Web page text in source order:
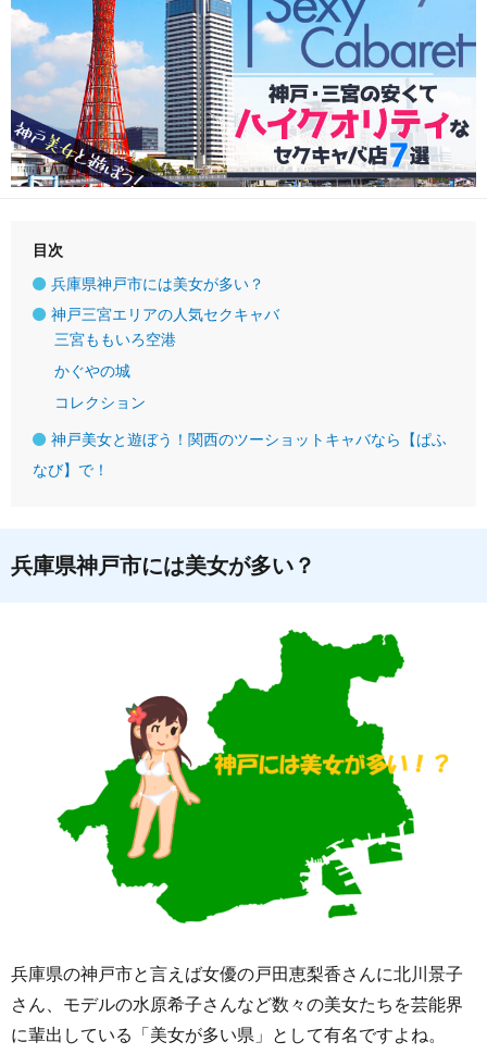
目次
兵庫県神戸市には美女が多い？
神戸三宮エリアの人気セクキャバ
三宮ももいろ空港
かぐやの城
コレクション
神戸美女と遊ぼう！関西のツーショットキャバなら【ぱふ
なび】で！
兵庫県神戸市には美女が多い？
兵庫県の神戸市と言えば女優の戸田恵梨香さんに北川景子
さん、モデルの水原希子さんなど数々の美女たちを芸能界
に輩出している「美女が多い県」として有名ですよね。